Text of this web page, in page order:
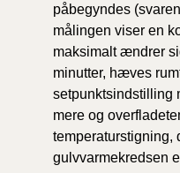
påbegyndes
målingen viser en
maksimalt ændrer
minutter, hæves
setpunktsindstilling
mere og
temperaturstigning,
gulvvarmekredsen